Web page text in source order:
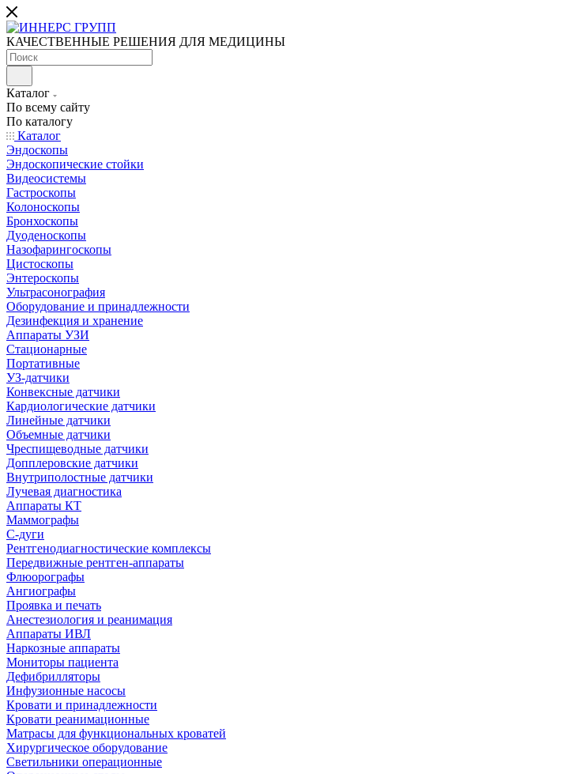
КАЧЕСТВЕННЫЕ РЕШЕНИЯ ДЛЯ МЕДИЦИНЫ
Каталог
По всему сайту
По каталогу
Каталог
Эндоскопы
Эндоскопические стойки
Видеосистемы
Гастроскопы
Колоноскопы
Бронхоскопы
Дуоденоскопы
Назофарингоскопы
Цистоскопы
Энтероскопы
Ультрасонография
Оборудование и принадлежности
Дезинфекция и хранение
Аппараты УЗИ
Стационарные
Портативные
УЗ-датчики
Конвексные датчики
Кардиологические датчики
Линейные датчики
Объемные датчики
Чреспищеводные датчики
Допплеровские датчики
Внутриполостные датчики
Лучевая диагностика
Аппараты КТ
Маммографы
С-дуги
Рентгенодиагностические комплексы
Передвижные рентген-аппараты
Флюорографы
Ангиографы
Проявка и печать
Анестезиология и реанимация
Аппараты ИВЛ
Наркозные аппараты
Мониторы пациента
Дефибрилляторы
Инфузионные насосы
Кровати и принадлежности
Кровати реанимационные
Матрасы для функциональных кроватей
Хирургическое оборудование
Светильники операционные